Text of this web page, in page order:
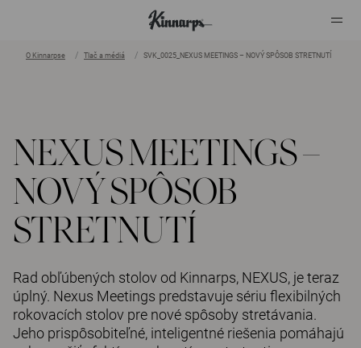
O Kinnarpse Tlač a médiá SVK_0025_NEXUS MEETINGS – NOVÝ SPÔSOB STRETNUTÍ
NEXUS MEETINGS –
NOVÝ SPÔSOB
STRETNUTÍ
Rad obľúbených stolov od Kinnarps, NEXUS, je teraz
úplný. Nexus Meetings predstavuje sériu flexibilných
rokovacích stolov pre nové spôsoby stretávania.
Jeho prispôsobiteľné, inteligentné riešenia pomáhajú